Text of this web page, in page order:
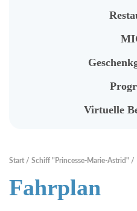
"RentaBike" Stationen
Material (Fahrrad, Helm...)
Virtuelle
Start Schiff "Princesse-Marie-Astrid"
Fahrplan